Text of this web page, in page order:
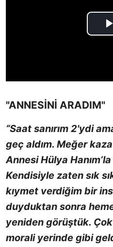
"ANNESİNİ ARADIM"
“Saat sanırım 2'ydi
geç aldım. Meğer
Annesi Hülya
Kendisiyle zaten sık
kıymet verdiğim bir
duyduktan sonra
yeniden görüştük.
morali yerinde gibi